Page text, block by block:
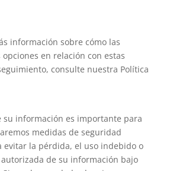
información sobre cómo las
en relación con estas
consulte nuestra Política
su información es importante para
medidas de seguridad
evitar la pérdida, el uso indebido o
de su información bajo